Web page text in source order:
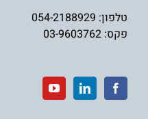
טלפון: 054-2188929
פקס: 03-9603762